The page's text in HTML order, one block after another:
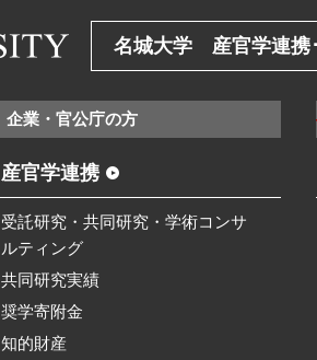
名城大学 産官学連携･
企業・官公庁の方
産官学連携
受託研究・共同研究・学術コンサ
ルティング
共同研究実績
奨学寄附金
知的財産